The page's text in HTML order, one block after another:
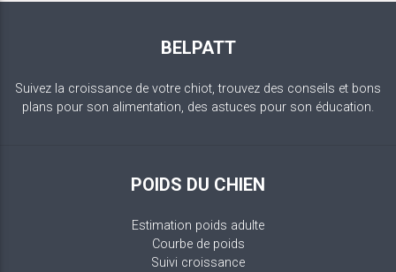
BELPATT
Suivez la croissance de votre chiot, trouvez des conseils et bons
plans pour son alimentation, des astuces pour son éducation.
POIDS DU CHIEN
Estimation poids adulte
Courbe de poids
Suivi croissance